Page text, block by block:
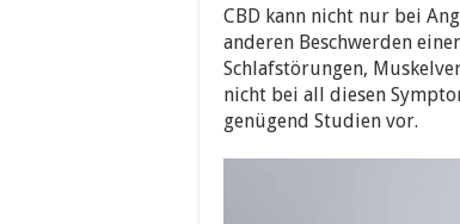
CBD kann nicht nur bei
anderen Beschwerden
Schlafstörungen,
nicht bei all diesen
genügend Studien vor.